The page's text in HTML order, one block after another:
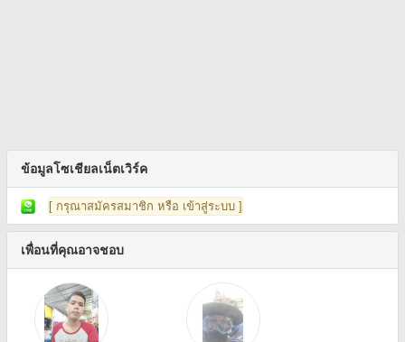
ข้อมูลโซเชียลเน็ตเวิร์ค
[ กรุณาสมัครสมาชิก หรือ เข้าสู่ระบบ ]
เพื่อนที่คุณอาจชอบ